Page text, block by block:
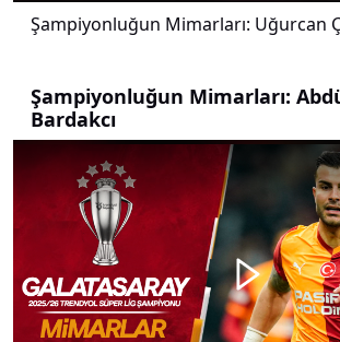
Şampiyonluğun Mimarları: Uğurcan
Şampiyonluğun Mimarları:
Bardakcı